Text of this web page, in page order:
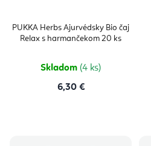
PUKKA Herbs Ajurvédsky Bio čaj
Relax s harmančekom 20 ks
Skladom (4 ks)
6,30 €